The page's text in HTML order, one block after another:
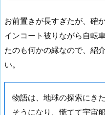
お前置きが長すぎたが、確
インコート被りながら自転
たのも何かの縁なので、紹
い。
物語は、地球の探索にき
そうになり、慌てて宇宙